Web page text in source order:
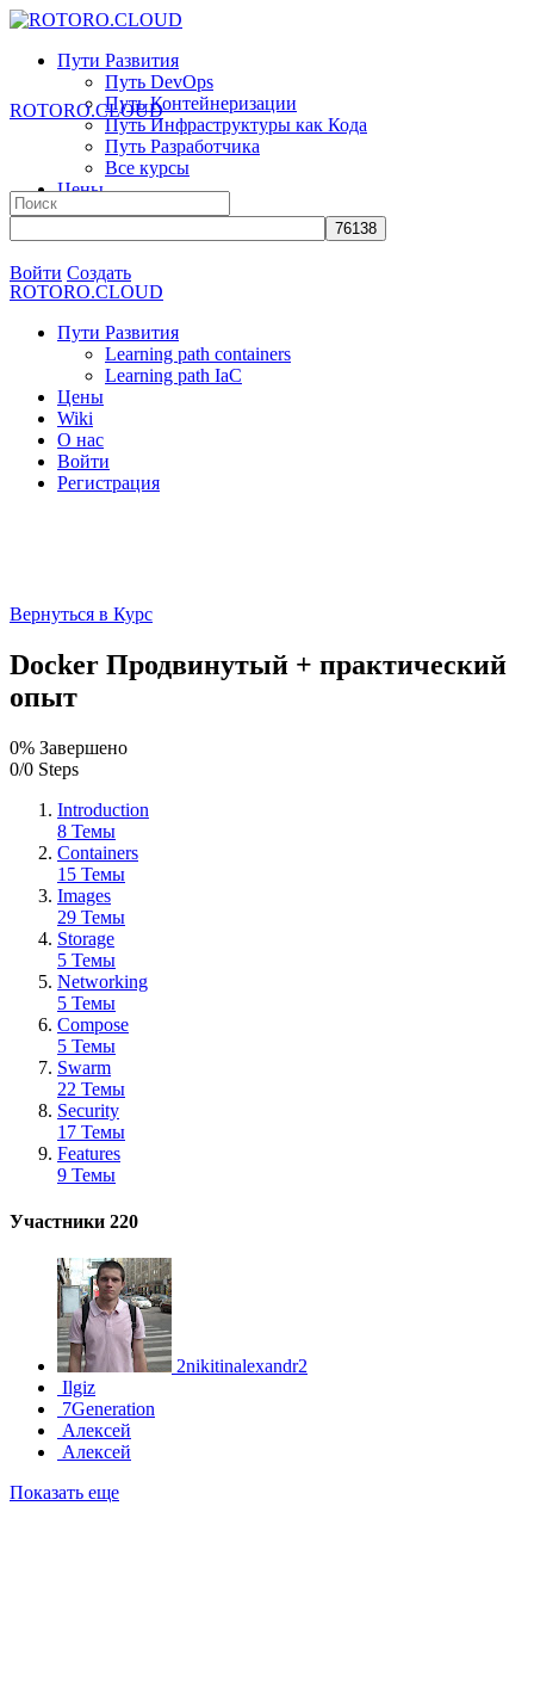
Toggle
Panel
Пути Развития
Путь DevOps
Путь Контейнеризации
Путь Инфраструктуры как Кода
Путь Разработчика
Все курсы
Цены
Wiki
More
options
Войти Создать
ROTORO.CLOUD
Search
for:
ROTORO.CLOUD
Пути Развития
Learning path containers
Learning path IaC
Цены
Wiki
О нас
Войти
Регистрация
Вернуться в Курс
Docker Продвинутый + практический
опыт
0% Завершено
0/0 Steps
Introduction
8 Темы
Containers
15 Темы
Images
29 Темы
Storage
5 Темы
Networking
5 Темы
Compose
5 Темы
Swarm
22 Темы
Security
17 Темы
Features
9 Темы
Участники 220
2nikitinalexandr2
Ilgiz
7Generation
Алексей
Алексей
Показать еще